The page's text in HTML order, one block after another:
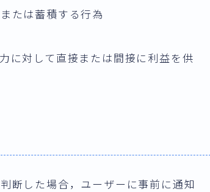
たは蓄積する行為
に対して直接または間接に利益を供
断した場合，ユーザーに事前に通知